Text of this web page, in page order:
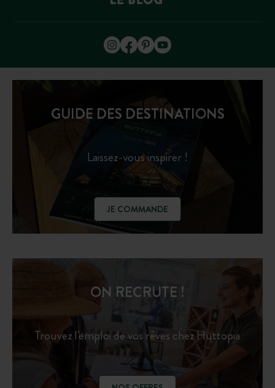
GUIDE DES DESTINATIONS
Laissez-vous inspirer !
JE COMMANDE
ON RECRUTE !
Trouvez l'emploi de vos rêves chez Huttopia